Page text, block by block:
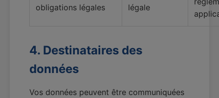
obligations légales
légale
4. Destinataires des
données
Vos données peuvent être communiquées